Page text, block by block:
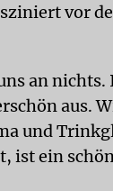
vor
an nichts.
aus.
und
ist ein